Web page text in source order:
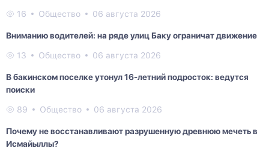
16 Общество 06 августа 2026
Вниманию водителей: на ряде улиц Баку ограничат движение
13 Общество 06 августа 2026
В бакинском поселке утонул 16-летний подросток: ведутся
поиски
89 Общество 06 августа 2026
Почему не восстанавливают разрушенную древнюю мечеть в
Исмайыллы?